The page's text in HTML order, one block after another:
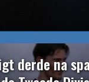
derde na